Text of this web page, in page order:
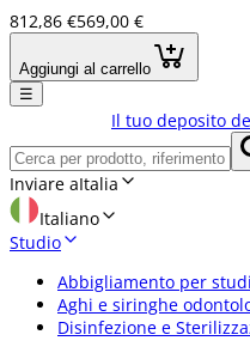
812,86 €569,00 €
Aggiungi al carrello
☰
Il tuo deposito
Inviare aItalia
Italiano
Studio
Abbigliamento per
Aghi e siringhe
Disinfezione e